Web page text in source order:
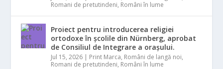
Romani de pretutindeni, Români în lume
Proiect pentru introducerea religiei
ortodoxe în școlile din Nürnberg, aprobat
de Consiliul de Integrare a orașului.
Jul 15, 2026 | Print Marca, Români de langă noi,
Romani de pretutindeni, Români în lume